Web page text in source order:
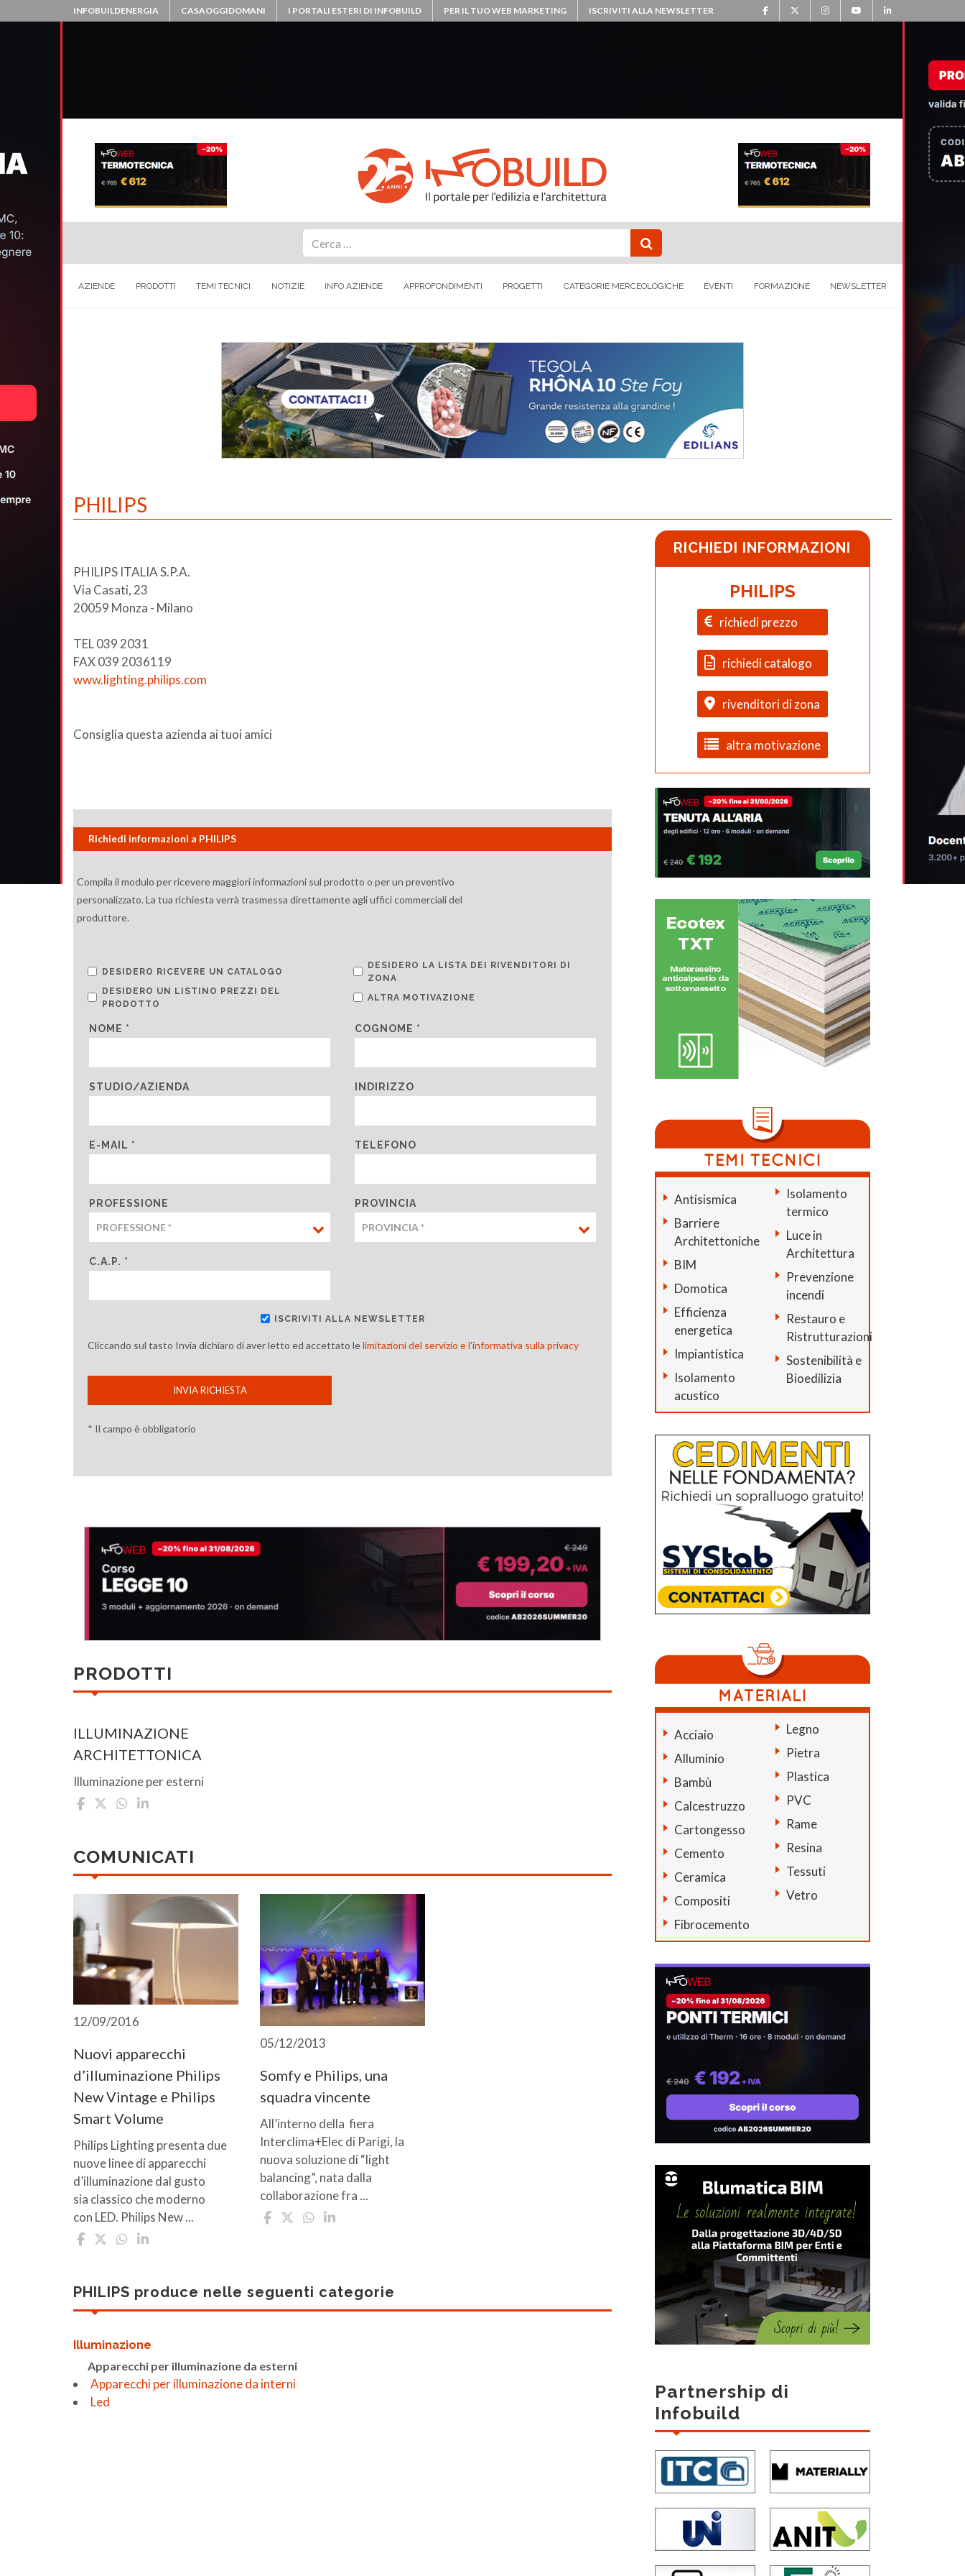
INFOBUILDENERGIA CASAOGGIDOMANI I PORTALI ESTERI DI INFOBUILD PER IL TUO WEB MARKETING ISCRIVITI ALLA NEWSLETTER
AZIENDE PRODOTTI TEMI TECNICI NOTIZIE INFO AZIENDE APPROFONDIMENTI PROGETTI CATEGORIE MERCEOLOGICHE EVENTI FORMAZIONE NEWSLETTER
PHILIPS
PHILIPS ITALIA S.P.A.
Via Casati, 23
20059 Monza - Milano
TEL 039 2031
FAX 039 2036119
www.lighting.philips.com
Consiglia questa azienda ai tuoi amici
Richiedi informazioni a PHILIPS
Compila il modulo per ricevere maggiori informazioni sul prodotto o per un preventivo
personalizzato. La tua richiesta verrà trasmessa direttamente agli uffici commerciali del
produttore.
DESIDERO RICEVERE UN CATALOGO
DESIDERO LA LISTA DEI RIVENDITORI DI
ZONA
DESIDERO UN LISTINO PREZZI DEL
PRODOTTO
ALTRA MOTIVAZIONE
NOME * COGNOME *
STUDIO/AZIENDA INDIRIZZO
E-MAIL * TELEFONO
PROFESSIONE PROVINCIA
C.A.P. *
ISCRIVITI ALLA NEWSLETTER
Cliccando sul tasto Invia dichiaro di aver letto ed accettato lelimitazioni del servizio e l'informativa sulla privacy
INVIA RICHIESTA
* Il campo è obbligatorio
PRODOTTI
ILLUMINAZIONE
ARCHITETTONICA
Illuminazione per esterni
COMUNICATI
12/09/2016
Nuovi apparecchi
d’illuminazione Philips
New Vintage e Philips
Smart Volume
Philips Lighting presenta due
nuove linee di apparecchi
d’illuminazione dal gusto
sia classico che moderno
con LED. Philips New ...
05/12/2013
Somfy e Philips, una
squadra vincente
All’interno della fiera
Interclima+Elec di Parigi, la
nuova soluzione di “light
balancing”, nata dalla
collaborazione fra ...
PHILIPS produce nelle seguenti categorie
Illuminazione
Apparecchi per illuminazione da esterni
Apparecchi per illuminazione da interni
Led
RICHIEDI INFORMAZIONI
PHILIPS
richiedi prezzo
richiedi catalogo
rivenditori di zona
altra motivazione
Antisismica
Barriere
Architettoniche
BIM
Domotica
Efficienza
energetica
Impiantistica
Isolamento
acustico
Isolamento
termico
Luce in
Architettura
Prevenzione
incendi
Restauro e
Ristrutturazioni
Sostenibilità e
Bioedilizia
Acciaio
Alluminio
Bambù
Calcestruzzo
Cartongesso
Cemento
Ceramica
Compositi
Fibrocemento
Legno
Pietra
Plastica
PVC
Rame
Resina
Tessuti
Vetro
Partnership di
Infobuild